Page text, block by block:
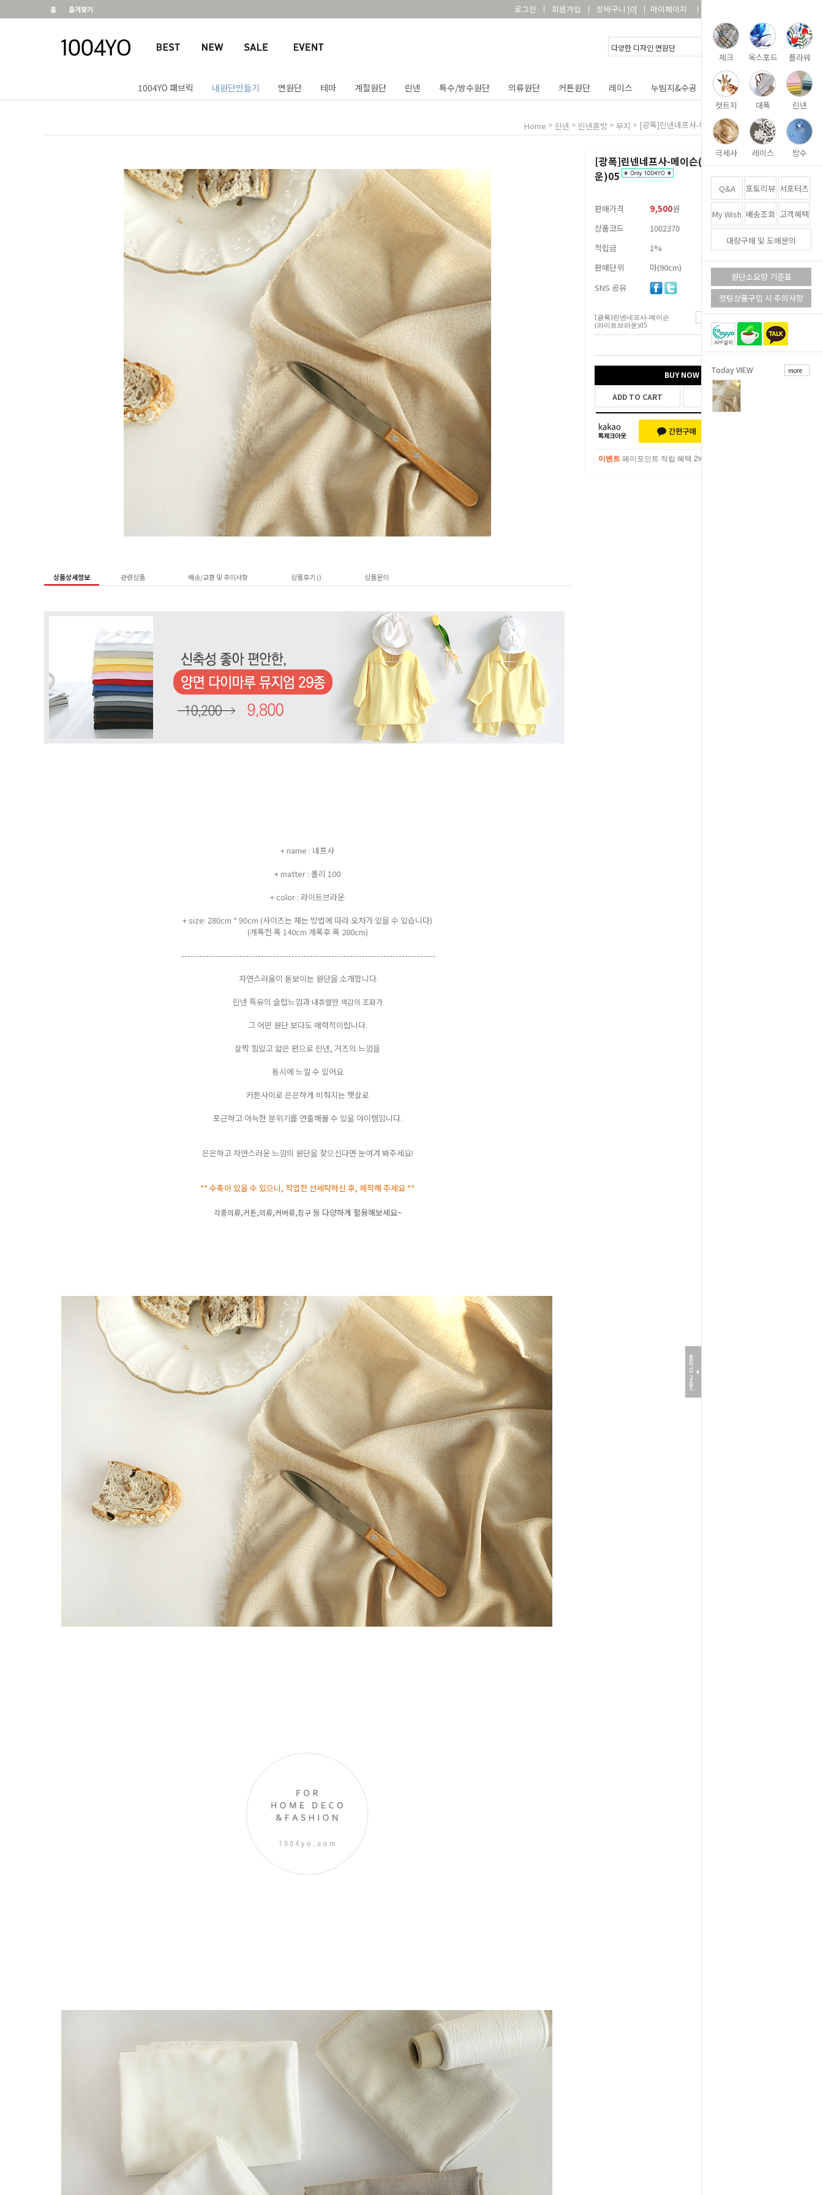
체크 옥스포드 플라워
컷트지 대폭 린넨
극세사 레이스 방수
Q&A 포토리뷰 서포터즈
My Wish 배송조회 고객혜택
대량구매 및 도매문의
원단소요량 기준표
컷팅상품구입 시 주의사항
Today VIEW more
홈 즐겨찾기 로그인 회원가입 장바구니 [0] 마이페이지
1004YO 패브릭 내원단만들기 면원단 테마 계절원단 린넨 특수/방수원단 의류원단 커튼원단 레이스 누빔지&수공 DIY&패키지 부자재
Home > 린넨 > 린넨혼방 > 무지 > [광폭]린넨네프사-메이슨(라이트브라운)05
[광폭]린넨네프사-메이슨(라이트브라
운)05
판매가격 9,500원
상품코드
1002370
적립금
1%
판매단위
마(90cm)
SNS 공유
[광폭]린넨네프사-메이슨
(라이트브라운)05
총 상품 금액 9,500 원
BUY NOW
ADD TO CART WISH LIST
이벤트 페이포인트 적립 혜택 2배 UP!
상품상세정보 관련상품 배송/교환 및 주의사항 상품후기 () 상품문의
+ name : 네프사
+ matter : 폴리 100
+ color : 라이트브라운
+ size: 280cm * 90cm (사이즈는 재는 방법에 따라 오차가 있을 수 있습니다)
(개폭전 폭 140cm 개폭후 폭 280cm)
-----------------------------------------------------------------------------------
자연스러움이 돋보이는 원단을 소개합니다.
린넨 특유의 슬럽느낌과 내츄럴한 색감의 조화가
그 어떤 원단 보다도 매력적이랍니다.
살짝 힘있고 얇은 편으로 린넨, 거즈의 느낌을
동시에 느낄 수 있어요
커튼사이로 은은하게 비춰지는 햇살로
포근하고 아늑한 분위기를 연출해볼 수 있을 아이템입니다.
은은하고 자연스러운 느낌의 원단을 찾으신다면 눈여겨 봐주세요!
** 수축이 있을 수 있으니, 작업전 선세탁하신 후, 제작해 주세요 **
각종의류,커튼,의류,커버류,침구등 다양하게 활용해보세요~